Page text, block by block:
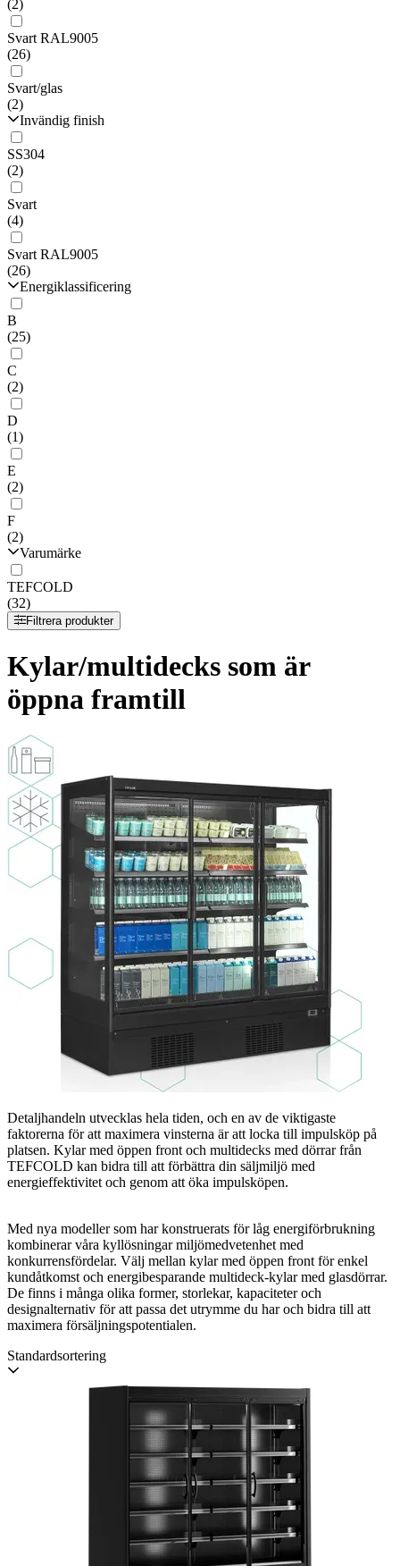
(2)
Svart RAL9005
(26)
Svart/glas
(2)
Invändig finish
SS304
(2)
Svart
(4)
Svart RAL9005
(26)
Energiklassificering
B
(25)
C
(2)
D
(1)
E
(2)
F
(2)
Varumärke
TEFCOLD
(32)
Filtrera produkter
Kylar/multidecks som är
öppna framtill
Detaljhandeln utvecklas hela tiden, och en av de viktigaste
faktorerna för att maximera vinsterna är att locka till impulsköp på
platsen. Kylar med öppen front och multidecks med dörrar från
TEFCOLD kan bidra till att förbättra din säljmiljö med
energieffektivitet och genom att öka impulsköpen.
Med nya modeller som har konstruerats för låg energiförbrukning
kombinerar våra kyllösningar miljömedvetenhet med
konkurrensfördelar. Välj mellan kylar med öppen front för enkel
kundåtkomst och energibesparande multideck-kylar med glasdörrar.
De finns i många olika former, storlekar, kapaciteter och
designalternativ för att passa det utrymme du har och bidra till att
maximera försäljningspotentialen.
Standardsortering